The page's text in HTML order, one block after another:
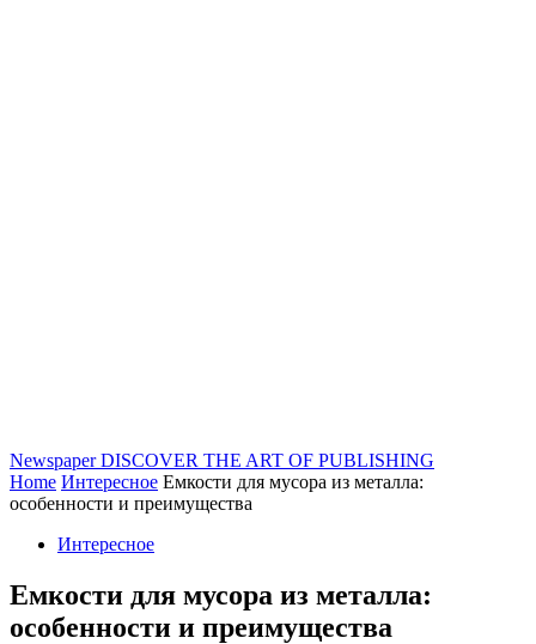
Newspaper DISCOVER THE ART OF PUBLISHING
Home Интересное Емкости для мусора из металла:
особенности и преимущества
Интересное
Емкости для мусора из металла:
особенности и преимущества